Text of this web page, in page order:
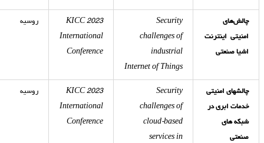
چالشهای
امنیتی اینترنت
اشیا صنعتی
Security
challenges of
industrial
Internet of Things
KICC 2023
International
Conference
روسیه
چالشهای امنیتی
خدمات ابری در
شبکه های
صنعتی
Security
challenges of
cloud-based
services in
KICC 2023
International
Conference
روسیه